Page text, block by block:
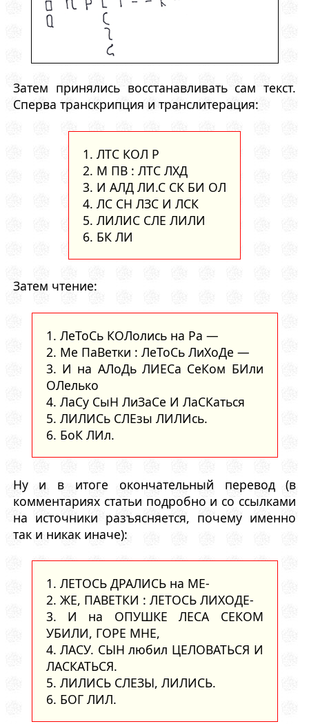
Затем принялись восстанавливать сам текст.
Сперва транскрипция и транслитерация:
1. ЛТС КОЛ Р
2. М ПВ : ЛТС ЛХД
3. И АЛД ЛИ.С СК БИ ОЛ
4. ЛС СН ЛЗС И ЛСК
5. ЛИЛИС СЛЕ ЛИЛИ
6. БК ЛИ
Затем чтение:
1. ЛеТоСь КОЛолись на Ра —
2. Ме ПаВетки : ЛеТоСь ЛиХоДе —
3. И на АЛоДь ЛИЕСа СеКом БИли
ОЛелько
4. ЛаСу СыН ЛиЗаСе И ЛаСКаться
5. ЛИЛИСь СЛЕзы ЛИЛИсь.
6. БоК ЛИл.
Ну и в итоге окончательный перевод (в
комментариях статьи подробно и со ссылками
на источники разъясняется, почему именно
так и никак иначе):
1. ЛЕТОСЬ ДРАЛИСЬ на МЕ-
2. ЖЕ, ПАВЕТКИ : ЛЕТОСЬ ЛИХОДЕ-
3. И на ОПУШКЕ ЛЕСА СЕКОМ
УБИЛИ, ГОРЕ МНЕ,
4. ЛАСУ. СЫН любил ЦЕЛОВАТЬСЯ И
ЛАСКАТЬСЯ.
5. ЛИЛИСЬ СЛЕЗЫ, ЛИЛИСЬ.
6. БОГ ЛИЛ.